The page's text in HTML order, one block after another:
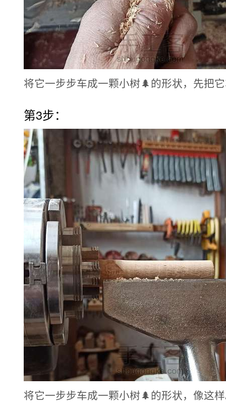
将它一步步车成一颗小树🌲的形状，先把
第3步：
将它一步步车成一颗小树🌲的形状，像这